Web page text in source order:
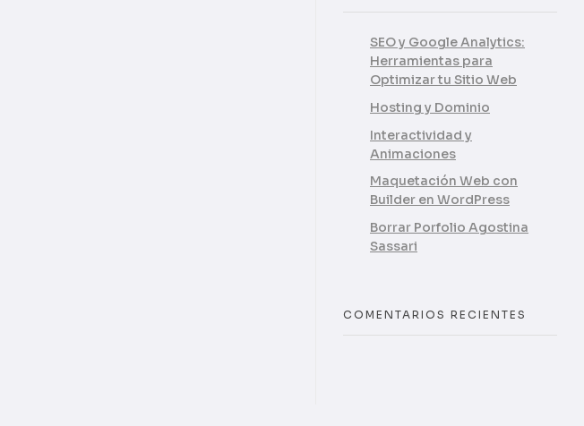
SEO y Google Analytics:
Herramientas para
Optimizar tu Sitio Web
Hosting y Dominio
Interactividad y
Animaciones
Maquetación Web con
Builder en WordPress
Borrar Porfolio Agostina
Sassari
COMENTARIOS RECIENTES